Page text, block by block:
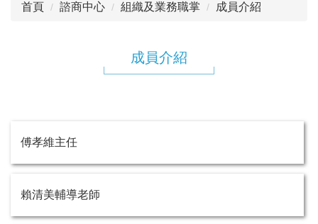
首頁 諮商中心 組織及業務職掌 成員介紹
成員介紹
傅孝維主任
賴清美輔導老師